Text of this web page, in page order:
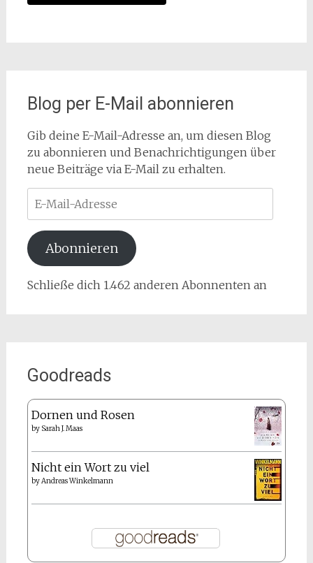
Blog per E-Mail abonnieren
Gib deine E-Mail-Adresse an, um diesen Blog
zu abonnieren und Benachrichtigungen über
neue Beiträge via E-Mail zu erhalten.
Mail-
Adresse
Abonnieren
Schließe dich 1.462 anderen Abonnenten an
Goodreads
Dornen und Rosen
by Sarah J. Maas
Nicht ein Wort zu viel
byAndreas Winkelmann